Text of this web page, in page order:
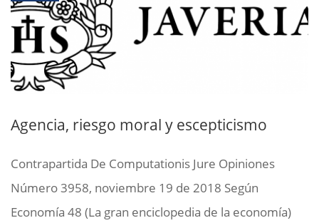
Agencia, riesgo moral y escepticismo
Contrapartida De Computationis Jure Opiniones
Número 3958, noviembre 19 de 2018 Según
Economía 48 (La gran enciclopedia de la economía)